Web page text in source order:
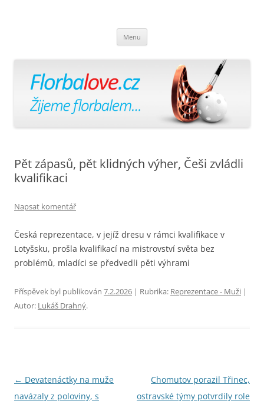
Menu
webu
Pět zápasů, pět klidných výher, Češi zvládli
kvalifikaci
Napsat komentář
Česká reprezentace, v jejíž dresu v rámci kvalifikace v
Lotyšsku, prošla kvalifikací na mistrovství světa bez
problémů, mladíci se předvedli pěti výhrami
Příspěvek byl publikován 7.2.2026 | Rubrika: Reprezentace - Muži |
Autor: Lukáš Drahný.
Navigace
pro
← Devatenáctky na muže
navázaly z poloviny, s
Chomutov porazil Třinec,
ostravské týmy potvrdily role